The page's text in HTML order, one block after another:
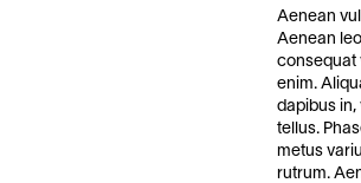
Aenean
Aenean
consequat
enim.
dapibus in,
tellus.
metus
rutrum.